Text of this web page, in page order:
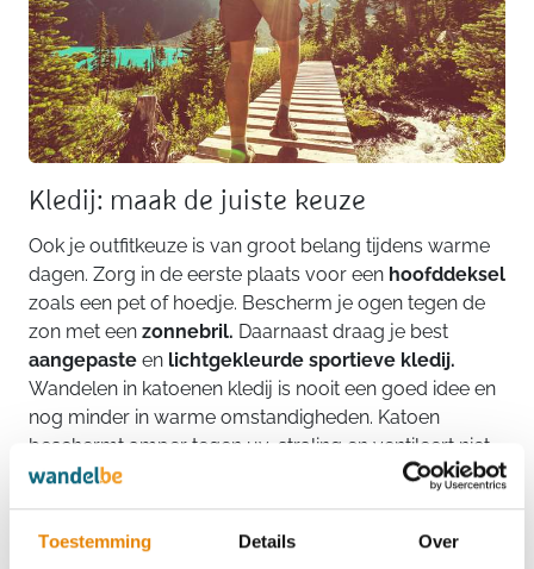
Toestemming Details Over
Kledij: maak de juiste keuze
Ook je outfitkeuze is van groot belang tijdens warme
dagen. Zorg in de eerste plaats voor een hoofddeksel
zoals een pet of hoedje. Bescherm je ogen tegen de
zon met een zonnebril. Daarnaast draag je best
aangepaste en lichtgekleurde sportieve kledij.
Wandelen in katoenen kledij is nooit een goed idee en
nog minder in warme omstandigheden. Katoen
beschermt amper tegen uv-straling en ventileert niet
goed. Kies daarom voor
sporttechnische kledijdie
snel droogt en het zweet goed afvoert. Ook wandelen
in jeans is uit den boze, kies voor een sporttechnische